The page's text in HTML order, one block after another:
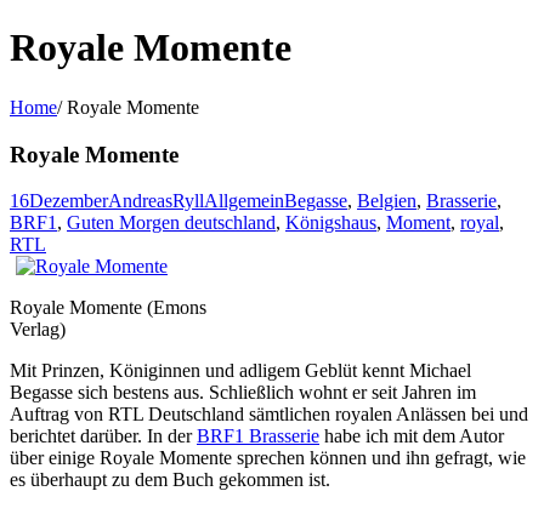
Royale Momente
Home/Royale Momente
Royale Momente
16DezemberAndreasRyllAllgemeinBegasse, Belgien, Brasserie,
BRF1 , Guten Morgen deutschland, Königshaus, Moment, royal,
RTL
Royale Momente (Emons
Verlag)
Mit Prinzen, Königinnen und adligem Geblüt kennt Michael
Begasse sich bestens aus. Schließlich wohnt er seit Jahren im
Auftrag von RTL Deutschland sämtlichen royalen Anlässen bei und
berichtet darüber. In derBRF1 Brasserie habe ich mit dem Autor
über einige Royale Momente sprechen können und ihn gefragt, wie
es überhaupt zu dem Buch gekommen ist.